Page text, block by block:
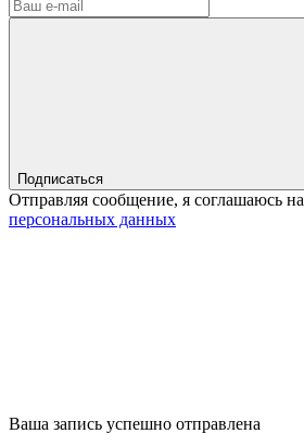
Подписаться
Отправляя сообщение, я соглашаюсь на
персональных данных
Ваша запись успешно отправлена